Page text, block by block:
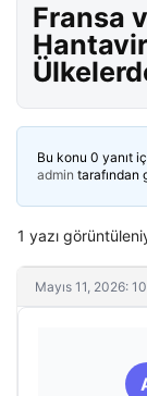
Fransa
Bu konu 0 yanıt
admin tarafından
1 yazı
Mayıs 11, 2026: